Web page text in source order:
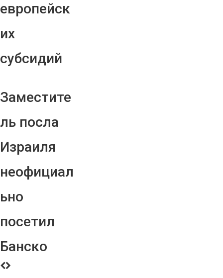
европейск
их
субсидий
Заместите
ль посла
Израиля
неофициал
ьно
посетил
Банско